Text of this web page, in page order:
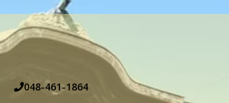
048-461-1864